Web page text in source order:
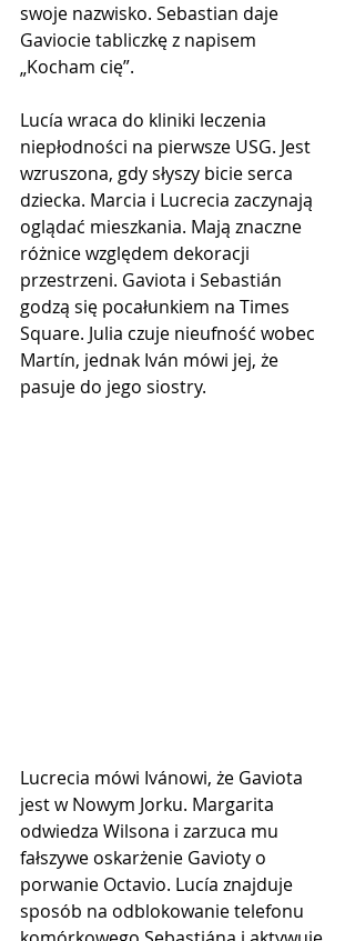
swoje nazwisko. Sebastian daje
Gaviocie tabliczkę z napisem
„Kocham cię”.
Lucía wraca do kliniki leczenia
niepłodności na pierwsze USG. Jest
wzruszona, gdy słyszy bicie serca
dziecka. Marcia i Lucrecia zaczynają
oglądać mieszkania. Mają znaczne
różnice względem dekoracji
przestrzeni. Gaviota i Sebastián
godzą się pocałunkiem na Times
Square. Julia czuje nieufność wobec
Martín, jednak Iván mówi jej, że
pasuje do jego siostry.
Lucrecia mówi Ivánowi, że Gaviota
jest w Nowym Jorku. Margarita
odwiedza Wilsona i zarzuca mu
fałszywe oskarżenie Gavioty o
porwanie Octavio. Lucía znajduje
sposób na odblokowanie telefonu